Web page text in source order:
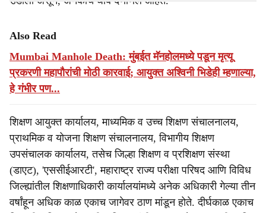
Also Read
Mumbai Manhole Death: मुंबईत मॅनहोलमध्ये पडून मृत्यू
प्रकरणी महापौरांची मोठी कारवाई; आयुक्त अश्विनी भिडेही म्हणाल्या,
हे गंभीर पण...
शिक्षण आयुक्त कार्यालय, माध्यमिक व उच्च शिक्षण संचालनालय,
प्राथमिक व योजना शिक्षण संचालनालय, विभागीय शिक्षण
उपसंचालक कार्यालय, तसेच जिल्हा शिक्षण व प्रशिक्षण संस्था
(डाएट), 'एससीईआरटी', महाराष्ट्र राज्य परीक्षा परिषद आणि विविध
जिल्ह्यांतील शिक्षणाधिकारी कार्यालयांमध्ये अनेक अधिकारी गेल्या तीन
वर्षांहून अधिक काळ एकाच जागेवर ठाण मांडून होते. दीर्घकाळ एकाच